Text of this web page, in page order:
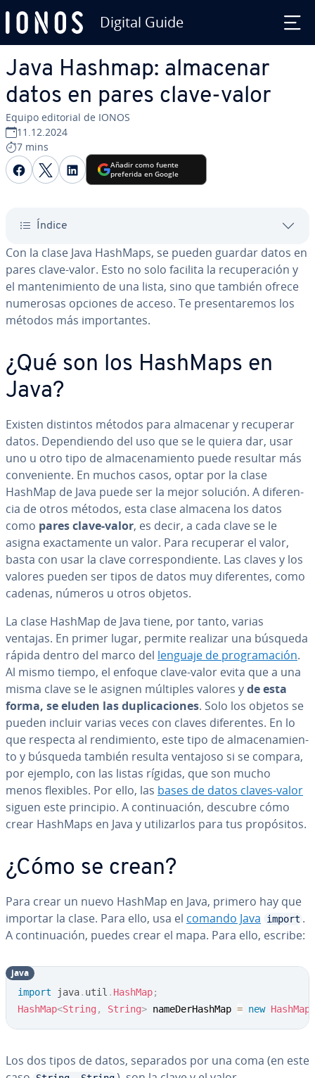
Digital Guide
Java Hashmap: almacenar
datos en pares clave-valor
Equipo editorial de IONOS
11.12.2024
7 mins
Compartir Facebook
Compartir Twitter
Compartir LinkedIn
Añadir como fuente
preferida en Google
Índice
Con la clase Java HashMaps, se pueden guardar datos en
pares clave-valor. Esto no solo facilita la re­cu­pe­ra­ción y
el ma­n­te­ni­mie­n­to de una lista, sino que también ofrece
numerosas opciones de acceso. Te pre­se­n­ta­re­mos los
métodos más im­po­r­ta­n­tes.
¿Qué son los HashMaps en
Java?
Existen distintos métodos para almacenar y recuperar
datos. De­pe­n­die­n­do del uso que se le quiera dar, usar
uno u otro tipo de al­ma­ce­na­mie­n­to puede resultar más
co­n­ve­nie­n­te. En muchos casos, optar por la clase
HashMap de Java puede ser la mejor solución. A di­fe­re­n­
cia de otros métodos, esta clase almacena los datos
como pares clave-valor, es decir, a cada clave se le
asigna exac­ta­me­n­te un valor. Para recuperar el valor,
basta con usar la clave co­rre­s­po­n­die­n­te. Las claves y los
valores pueden ser tipos de datos muy di­fe­re­n­tes, como
cadenas, números u otros objetos.
La clase HashMap de Java tiene, por tanto, varias
ventajas. En primer lugar, permite realizar una búsqueda
rápida dentro del marco del lenguaje de pro­gra­ma­ción.
Al mismo tiempo, el enfoque clave-valor evita que a una
misma clave se le asignen múltiples valores yde esta
forma, se eluden las du­pli­ca­cio­nes. Solo los objetos se
pueden incluir varias veces con claves di­fe­re­n­tes. En lo
que respecta al re­n­di­mie­n­to, este tipo de al­ma­ce­na­mie­n­
to y búsqueda también resulta ventajoso si se compara,
por ejemplo, con las listas rígidas, que son mucho
menos flexibles. Por ello, las bases de datos claves-valor
siguen este principio. A co­n­ti­nua­ción, descubre cómo
crear HashMaps en Java y uti­li­zar­los para tus pro­pó­si­tos.
¿Cómo se crean?
Para crear un nuevo HashMap en Java, primero hay que
importar la clase. Para ello, usa el comando Java import .
A co­n­ti­nua­ción, puedes crear el mapa. Para ello, escribe:
import java. util . HashMap;
HashMap<String , String> nameDerHashMap = new HashMap
java
Los dos tipos de datos, separados por una coma (en este